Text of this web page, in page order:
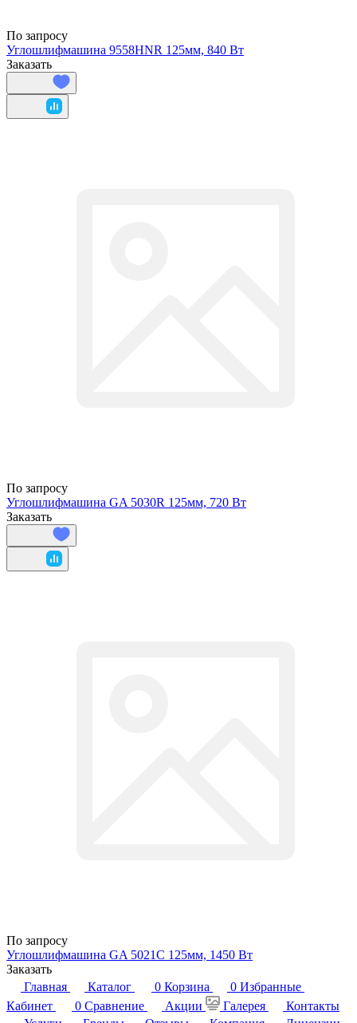
По запросу
Углошлифмашина 9558HNR 125мм, 840 Вт
Заказать
По запросу
Углошлифмашина GA 5030R 125мм, 720 Вт
Заказать
По запросу
Углошлифмашина GA 5021C 125мм, 1450 Вт
Заказать
Главная
Каталог 0 Корзина 0 Избранные
Кабинет
0 Сравнение Акции Галерея
Контакты